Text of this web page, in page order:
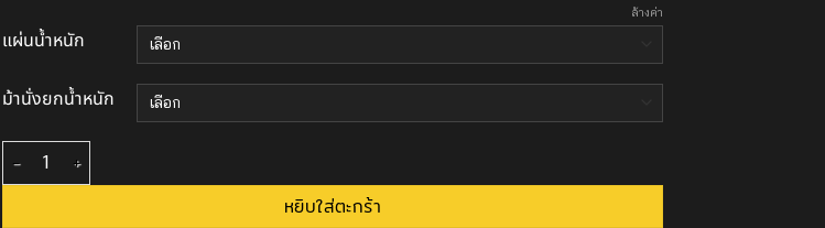
แผ่นน้ำหนัก
ม้านั่งยกน้ำหนัก
ล้างค่า
จำนวน Smith Machine รุ่น MEGA TRAINER M10 ชิ้น
หยิบใส่ตะกร้า